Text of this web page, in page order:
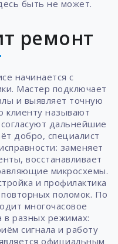
быть не может.
ремонт
начинается с
Мастер подключает
и выявляет точную
клиенту называют
дальнейшие
добро, специалист
заменяет
восстанавливает
микросхемы.
и профилактика
поломок. По
многочасовое
в разных режимах:
сигнала и работу
официальным